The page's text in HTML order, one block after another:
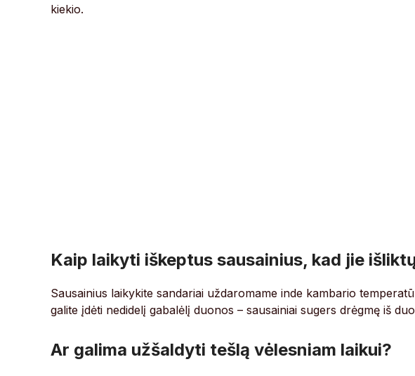
kiekio.
Kaip laikyti iškeptus sausainius, kad jie
Sausainius laikykite sandariai uždaromame inde kambario
galite įdėti nedidelį gabalėlį duonos – sausainiai sugers drėgmę iš
Ar galima užšaldyti tešlą vėlesniam laikui?